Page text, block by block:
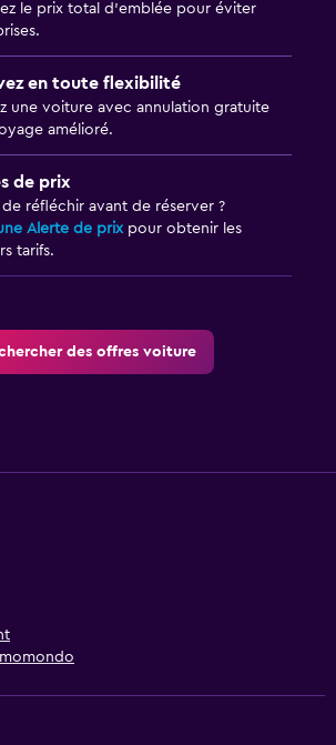
le prix total d’emblée pour éviter
en toute flexibilité
une voiture avec annulation gratuite
amélioré.
de prix
de réfléchir avant de réserver ?
Alerte de prixpour obtenir les
tarifs.
des offres voiture